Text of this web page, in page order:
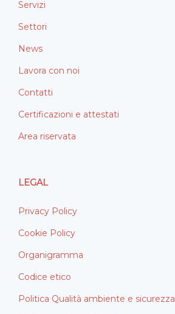
Servizi
Settori
News
Lavora con noi
Contatti
Certificazioni e attestati
Area riservata
LEGAL
Privacy Policy
Cookie Policy
Organigramma
Codice etico
Politica Qualità ambiente e sicurezza